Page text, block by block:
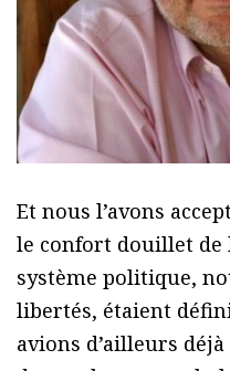
Et nous l’avons
le confort douillet de
système politique,
libertés, étaient
avions d’ailleurs